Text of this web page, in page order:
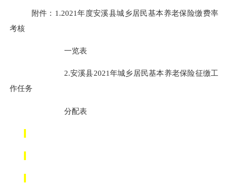
附件： 1.2021年度安溪县城乡居民基本养老保险缴费率
考核
一览表
2.安溪县2021年城乡居民基本养老保险征缴工
作任务
分配表